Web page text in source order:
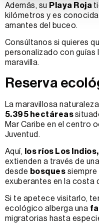
Además, su Playa Roja
kilómetros y es
amantes del buceo.
Consúltanos si quieres
personalizado con
maravilla.
Reserva
La maravillosa
5.395 hectáreas
Mar Caribe en el centro
Juventud.
Aquí, los ríos Los
extienden a través de
desde bosques siempre
exuberantes en la costa
Si te apetece visitarlo,
ecológico alberga una
migratorias hasta